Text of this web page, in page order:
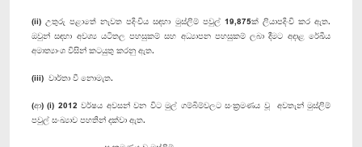
(ii) උතුරු පළාතේ නැවත පදිංචිය සඳහා මුස්ලිම් පවුල් 19,875ක් ලියාපදිංචි කර ඇත.
ඔවුන් සඳහා අවශ්‍ය යටිතල පහසුකම් සහ අධ්‍යාපන පහසුකම් ලබා දීමට අදාළ රේඛීය
අමාත්‍යාංශ විසින් කටයුතු කරනු ඇත.
(iii) වාර්තා වී නොමැත.
(ආ) (i) 2012 වර්ෂය අවසන් වන විට මුල් ගම්බිම්වලට සංක්‍රමණය වූ අවතැන් මුස්ලිම්
පවුල් සංඛ්‍යාව පහතින් දක්වා ඇත.